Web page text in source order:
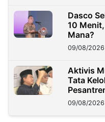
Dasco
10
Mana?
09/08/
Aktivis
Tata
09/08/